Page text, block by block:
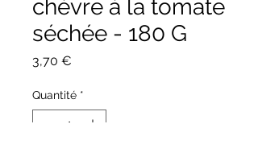
chèvre à la tomate
séchée - 180 G
3,70 €
Quantité *